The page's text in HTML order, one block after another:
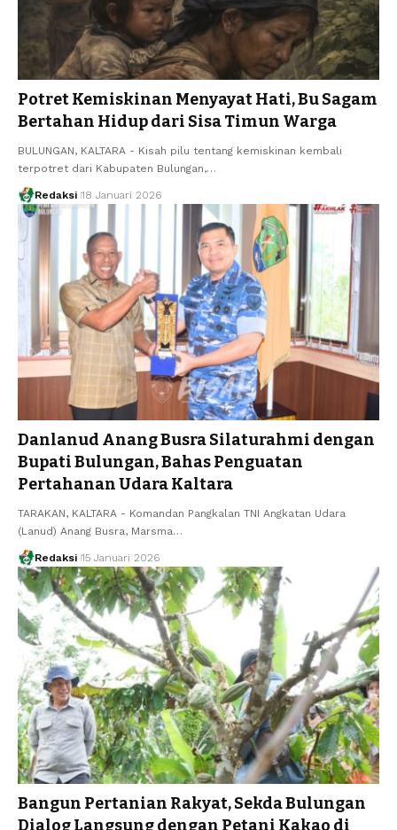
Potret Kemiskinan Menyayat Hati, Bu Sagam
Bertahan Hidup dari Sisa Timun Warga
BULUNGAN, KALTARA - Kisah pilu tentang kemiskinan kembali
terpotret dari Kabupaten Bulungan,…
Redaksi 18 Januari 2026
Danlanud Anang Busra Silaturahmi dengan
Bupati Bulungan, Bahas Penguatan
Pertahanan Udara Kaltara
TARAKAN, KALTARA - Komandan Pangkalan TNI Angkatan Udara
(Lanud) Anang Busra, Marsma…
Redaksi 15 Januari 2026
Bangun Pertanian Rakyat, Sekda Bulungan
Dialog Langsung dengan Petani Kakao di